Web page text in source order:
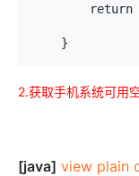
return
    }
2.获取手机系统可用
[java] view plain